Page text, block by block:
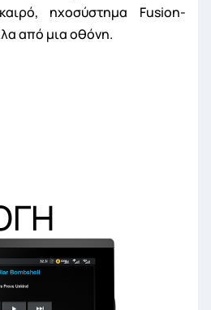
ηχοσύστημα Fusion-
από μια οθόνη.